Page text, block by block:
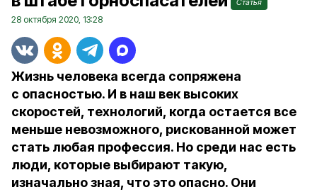
Статья
28 октября 2020, 13:28
Жизнь человека всегда сопряжена
с опасностью. И в наш век высоких
скоростей, технологий, когда остается все
меньше невозможного, рискованной может
стать любая профессия. Но среди нас есть
люди, которые выбирают такую,
изначально зная, что это опасно. Они